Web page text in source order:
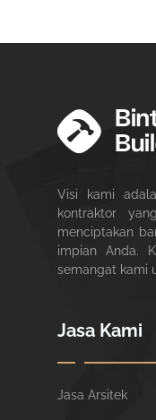
Visi kami
kontraktor
menciptakan
impian Anda.
semangat kami
Jasa Kami
Jasa Arsitek